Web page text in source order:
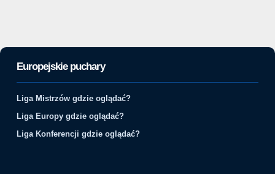
Europejskie puchary
Liga Mistrzów gdzie oglądać?
Liga Europy gdzie oglądać?
Liga Konferencji gdzie oglądać?